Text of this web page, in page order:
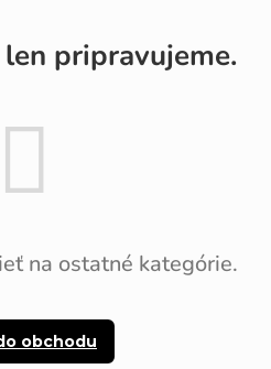
pripravujeme.
na ostatné kategórie.
obchodu